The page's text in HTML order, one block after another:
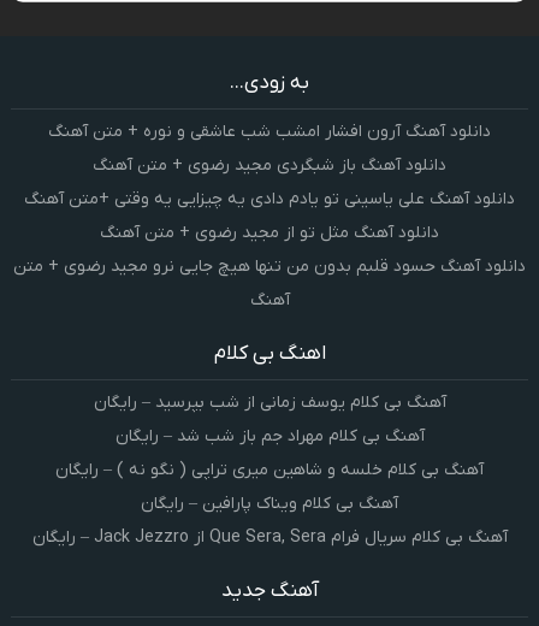
به زودی...
دانلود آهنگ آرون افشار امشب شب عاشقی و نوره + متن آهنگ
دانلود آهنگ باز شبگردی مجید رضوی + متن آهنگ
دانلود آهنگ علی یاسینی تو یادم دادی یه چیزایی یه وقتی +متن آهنگ
دانلود آهنگ مثل تو از مجید رضوی + متن آهنگ
دانلود آهنگ حسود قلبم بدون من تنها هیچ جایی نرو مجید رضوی + متن
آهنگ
اهنگ بی کلام
آهنگ بی کلام یوسف زمانی از شب بپرسید – رایگان
آهنگ بی کلام مهراد جم باز شب شد – رایگان
آهنگ بی کلام خلسه و شاهین میری تراپی ( نگو نه ) – رایگان
آهنگ بی کلام ویناک پارافین – رایگان
آهنگ بی کلام سریال فرام Que Sera, Sera از Jack Jezzro – رایگان
آهنگ جدید